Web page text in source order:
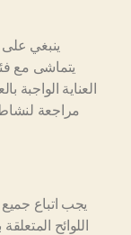
ينبغي على
يتماشى مع
العناية الواجبة
مراجعة
اللوائح